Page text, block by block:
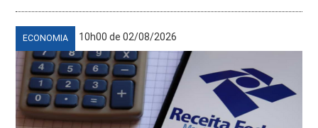
ECONOMIA 10h00 de 02/08/2026